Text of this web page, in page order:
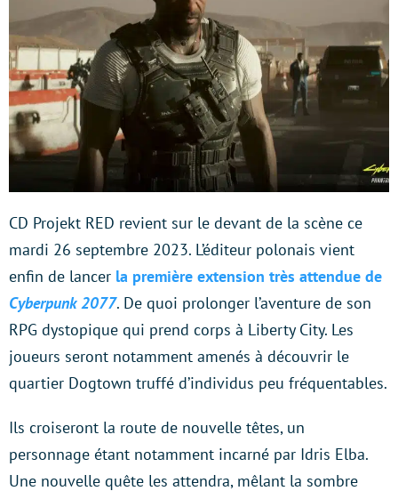
CD Projekt RED revient sur le devant de la scène ce
mardi 26 septembre 2023. L’éditeur polonais vient
enfin de lancer la première extension très attendue de
Cyberpunk 2077. De quoi prolonger l’aventure de son
RPG dystopique qui prend corps à Liberty City. Les
joueurs seront notamment amenés à découvrir le
quartier Dogtown truffé d’individus peu fréquentables.
Ils croiseront la route de nouvelle têtes, un
personnage étant notamment incarné par Idris Elba.
Une nouvelle quête les attendra, mêlant la sombre